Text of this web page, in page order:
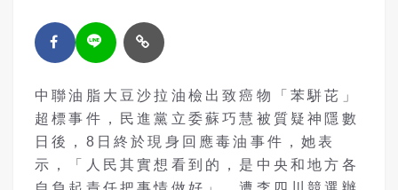
中聯油脂大豆沙拉油檢出致癌物「苯駢芘」
超標事件，民進黨立委蘇巧慧被質疑神隱數
日後，8日終於現身回應毒油事件，她表
示，「人民其實想看到的，是中央和地方各